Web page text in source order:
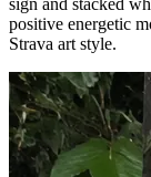
positive energetic
Strava art style.